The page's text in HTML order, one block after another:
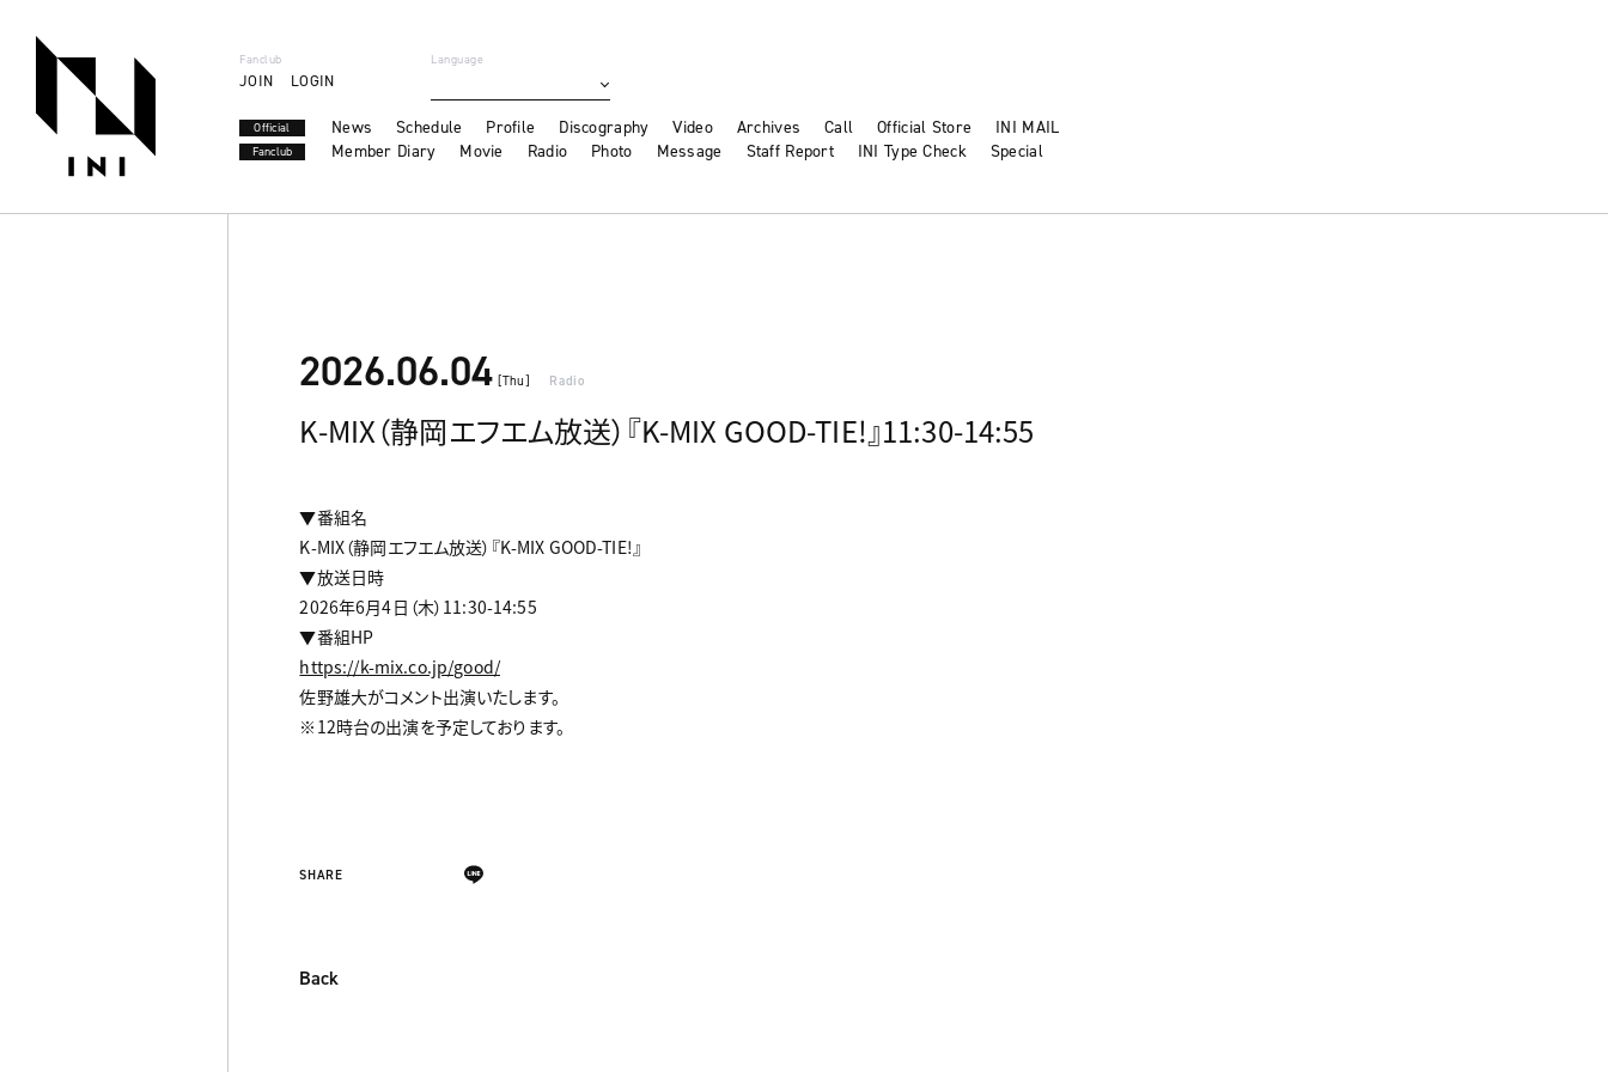
Fanclub
JOIN LOGIN
Language
Official News Schedule Profile Discography Video Archives Call Official Store INI MAIL
Fanclub Member Diary Movie Radio Photo Message Staff Report INI Type Check Special
2026.06.04 [Thu] Radio
K-MIX（静岡エフエム放送）『K-MIX GOOD-TIE!』11:30-14:55
▼番組名
K-MIX（静岡エフエム放送）『K-MIX GOOD-TIE!』
▼放送日時
2026年6月4日（木）11:30-14:55
▼番組HP
https://k-mix.co.jp/good/
佐野雄大がコメント出演いたします。
※12時台の出演を予定しております。
SHARE
Back